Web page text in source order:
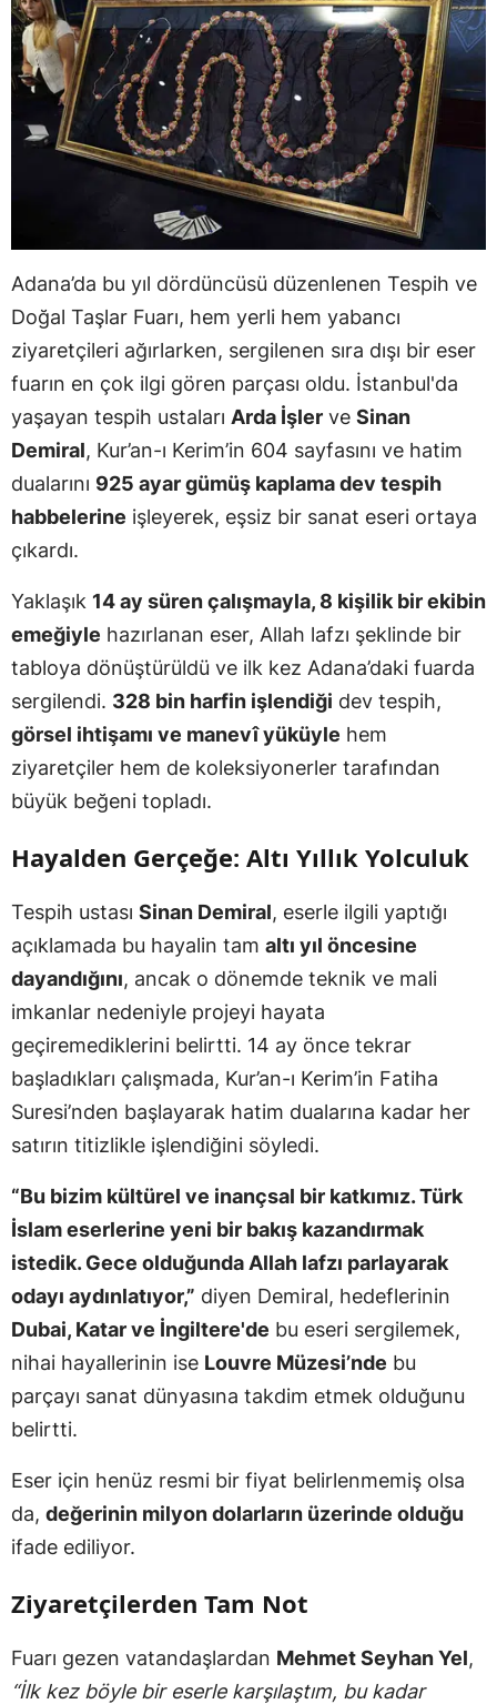
Adana’da bu yıl dördüncüsü düzenlenen Tespih ve
Doğal Taşlar Fuarı, hem yerli hem yabancı
ziyaretçileri ağırlarken, sergilenen sıra dışı bir eser
fuarın en çok ilgi gören parçası oldu. İstanbul'da
yaşayan tespih ustaları Arda İşler ve Sinan
Demiral, Kur’an-ı Kerim’in 604 sayfasını ve hatim
dualarını 925 ayar gümüş kaplama dev tespih
habbelerine işleyerek, eşsiz bir sanat eseri ortaya
çıkardı.
Yaklaşık 14 ay süren çalışmayla, 8 kişilik bir ekibin
emeğiyle hazırlanan eser, Allah lafzı şeklinde bir
tabloya dönüştürüldü ve ilk kez Adana’daki fuarda
sergilendi. 328 bin harfin işlendiği dev tespih,
görsel ihtişamı ve manevî yüküyle hem
ziyaretçiler hem de koleksiyonerler tarafından
büyük beğeni topladı.
Hayalden Gerçeğe: Altı Yıllık Yolculuk
Tespih ustası Sinan Demiral, eserle ilgili yaptığı
açıklamada bu hayalin tam altı yıl öncesine
dayandığını, ancak o dönemde teknik ve mali
imkanlar nedeniyle projeyi hayata
geçiremediklerini belirtti. 14 ay önce tekrar
başladıkları çalışmada, Kur’an-ı Kerim’in Fatiha
Suresi’nden başlayarak hatim dualarına kadar her
satırın titizlikle işlendiğini söyledi.
“Bu bizim kültürel ve inançsal bir katkımız. Türk
İslam eserlerine yeni bir bakış kazandırmak
istedik. Gece olduğunda Allah lafzı parlayarak
odayı aydınlatıyor,” diyen Demiral, hedeflerinin
Dubai, Katar ve İngiltere'de bu eseri sergilemek,
nihai hayallerinin ise Louvre Müzesi’nde bu
parçayı sanat dünyasına takdim etmek olduğunu
belirtti.
Eser için henüz resmi bir fiyat belirlenmemiş olsa
da, değerinin milyon dolarların üzerinde olduğu
ifade ediliyor.
Ziyaretçilerden Tam Not
Fuarı gezen vatandaşlardan Mehmet Seyhan Yel,
“İlk kez böyle bir eserle karşılaştım, bu kadar